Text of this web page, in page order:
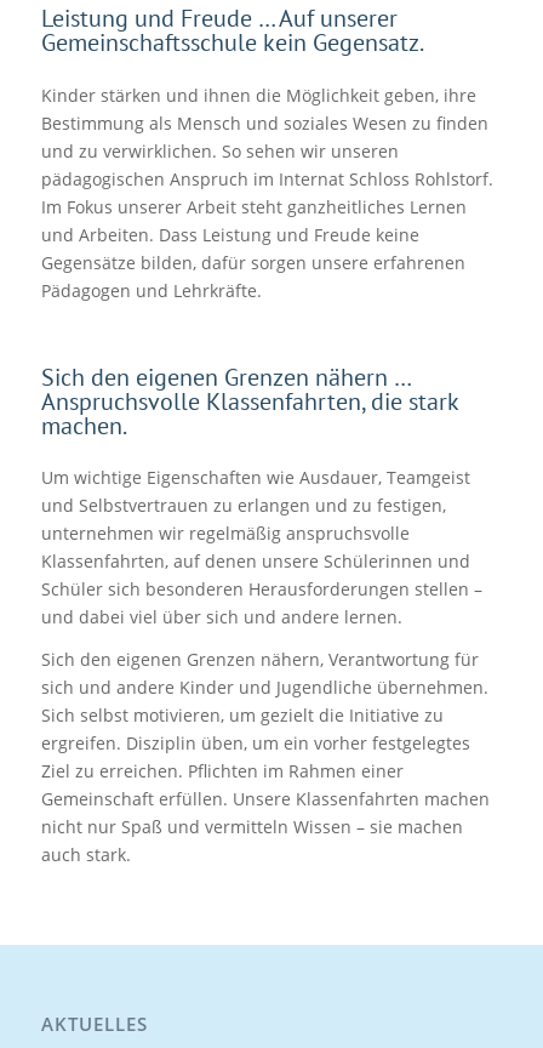
Leistung und Freude … Auf unserer
Gemeinschaftsschule kein Gegensatz.
Kinder stärken und ihnen die Möglichkeit geben, ihre
Bestimmung als Mensch und soziales Wesen zu finden
und zu verwirklichen. So sehen wir unseren
pädagogischen Anspruch im Internat Schloss Rohlstorf.
Im Fokus unserer Arbeit steht ganzheitliches Lernen
und Arbeiten. Dass Leistung und Freude keine
Gegensätze bilden, dafür sorgen unsere erfahrenen
Pädagogen und Lehrkräfte.
Sich den eigenen Grenzen nähern …
Anspruchsvolle Klassenfahrten, die stark
machen.
Um wichtige Eigenschaften wie Ausdauer, Teamgeist
und Selbstvertrauen zu erlangen und zu festigen,
unternehmen wir regelmäßig anspruchsvolle
Klassenfahrten, auf denen unsere Schülerinnen und
Schüler sich besonderen Herausforderungen stellen –
und dabei viel über sich und andere lernen.
Sich den eigenen Grenzen nähern, Verantwortung für
sich und andere Kinder und Jugendliche übernehmen.
Sich selbst motivieren, um gezielt die Initiative zu
ergreifen. Disziplin üben, um ein vorher festgelegtes
Ziel zu erreichen. Pflichten im Rahmen einer
Gemeinschaft erfüllen. Unsere Klassenfahrten machen
nicht nur Spaß und vermitteln Wissen – sie machen
auch stark.
AKTUELLES